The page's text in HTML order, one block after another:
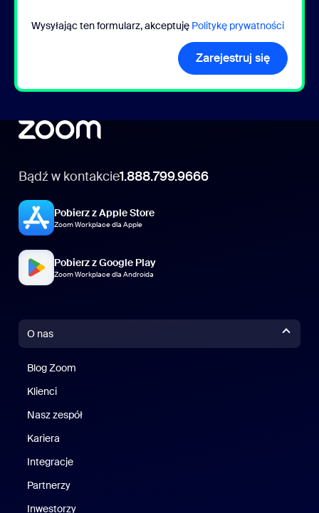
Wysyłając ten formularz, akceptuję Politykę prywatności
Zarejestruj się
Bądź w kontakcie1.888.799.9666
Pobierz z Apple Store
Zoom Workplace dla Apple
Pobierz z Google Play
Zoom Workplace dla Androida
O nas
Blog Zoom
Klienci
Nasz zespół
Kariera
Integracje
Partnerzy
Inwestorzy